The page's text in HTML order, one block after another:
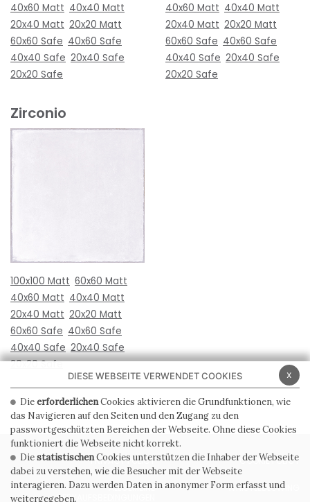
40x60 Matt 40x40 Matt
20x40 Matt 20x20 Matt
60x60 Safe 40x60 Safe
40x40 Safe 20x40 Safe
20x20 Safe
40x60 Matt 40x40 Matt
20x40 Matt 20x20 Matt
60x60 Safe 40x60 Safe
40x40 Safe 20x40 Safe
20x20 Safe
Zirconio
100x100 Matt 60x60 Matt
40x60 Matt 40x40 Matt
20x40 Matt 20x20 Matt
60x60 Safe 40x60 Safe
40x40 Safe 20x40 Safe
20x20 Safe
PRIVACY POLICY COOKIE POLICY
ALLGEMEINE
VERKAUFSBEDINGUNGEN
WHISTLEBLOWING
x
DIESE WEBSEITE VERWENDET COOKIES
DieerforderlichenCookies aktivieren die Grundfunktionen, wie
das Navigieren auf den Seiten und den Zugang zu den
passwortgeschützten Bereichen der Webseite. Ohne diese Cookies
funktioniert die Webseite nicht korrekt.
DiestatistischenCookies unterstützen die Inhaber der Webseite
dabei zu verstehen, wie die Besucher mit der Webseite
interagieren. Dazu werden Daten in anonymer Form erfasst und
weitergegeben.